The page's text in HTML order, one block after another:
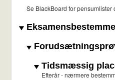
Se BlackBoard for
Tidsmæssig
Efterår - nærmere